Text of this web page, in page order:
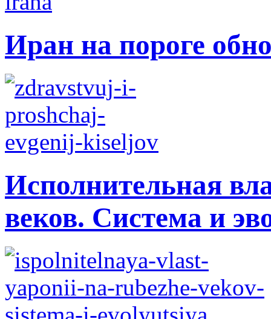
Иран на пороге
Исполнительная
веков. Система и